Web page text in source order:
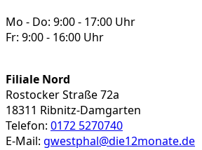
Mo - Do: 9:00 - 17:00 Uhr
Fr: 9:00 - 16:00 Uhr
Filiale Nord
Rostocker Straße 72a
18311 Ribnitz-Damgarten
Telefon: 0172 5270740
E-Mail: gwestphal@die12monate.de